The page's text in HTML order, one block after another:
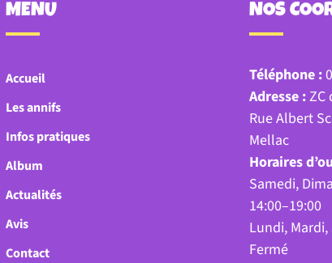
MENU
Accueil
Les annifs
Infos pratiques
Album
Actualités
Avis
Contact
NOS
Téléphone :
Adresse :ZC
Rue Albert
Mellac
Horaires
Samedi,
14:00–19:00
Lundi,
Fermé